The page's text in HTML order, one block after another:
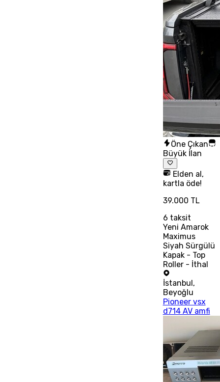
Öne Çıkan
Büyük İlan
Elden al,
kartla öde!
39.000 TL
6 taksit
Yeni Amarok
Maximus
Siyah Sürgülü
Kapak - Top
Roller - İthal
İstanbul,
Beyoğlu
Pioneer vsx
d714 AV amfi